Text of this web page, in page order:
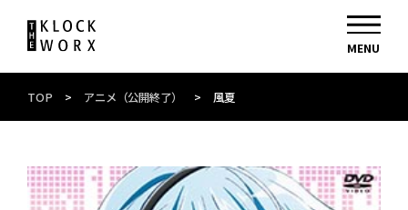
TOP > アニメ（公開終了） > 風夏